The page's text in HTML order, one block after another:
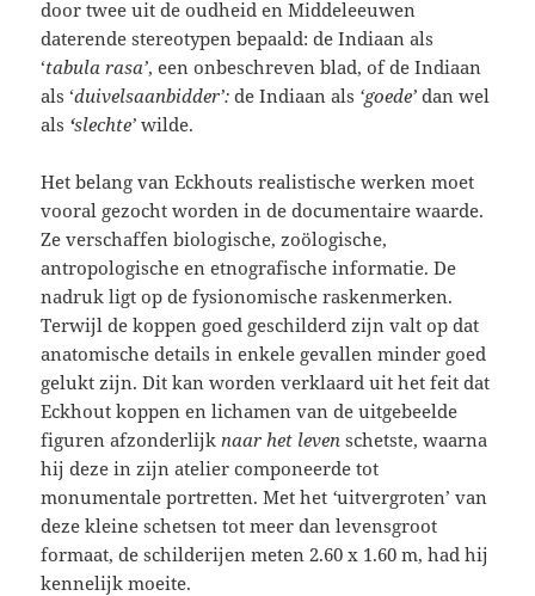
door twee uit de oudheid en Middeleeuwen
daterende stereotypen bepaald: de Indiaan als
‘tabula rasa’, een onbeschreven blad, of de Indiaan
als ‘duivelsaanbidder’: de Indiaan als ‘goede’ dan wel
als ‘slechte’ wilde.
Het belang van Eckhouts realistische werken moet
vooral gezocht worden in de documentaire waarde.
Ze verschaffen biologische, zoölogische,
antropologische en etnografische informatie. De
nadruk ligt op de fysionomische raskenmerken.
Terwijl de koppen goed geschilderd zijn valt op dat
anatomische details in enkele gevallen minder goed
gelukt zijn. Dit kan worden verklaard uit het feit dat
Eckhout koppen en lichamen van de uitgebeelde
figuren afzonderlijk naar het leven schetste, waarna
hij deze in zijn atelier componeerde tot
monumentale portretten. Met het ‘uitvergroten’ van
deze kleine schetsen tot meer dan levensgroot
formaat, de schilderijen meten 2.60 x 1.60 m, had hij
kennelijk moeite.